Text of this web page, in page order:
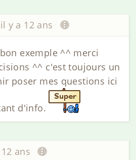
il y a 12 ans
exemple ^^ merci
^^ c'est toujours un
poser mes questions ici
d'info.
ans